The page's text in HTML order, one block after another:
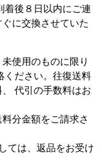
着後８日以内にご連
に交換させていた
使用のものに限り
ください。往復送料
代引の手数料はお
分金額をご請求さ
ては、返品をお受け